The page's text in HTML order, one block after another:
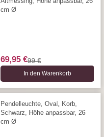
cm Ø
69,95 €99 €
In den Warenkorb
Pendelleuchte, Oval, Korb,
Schwarz, Höhe anpassbar, 26
cm Ø